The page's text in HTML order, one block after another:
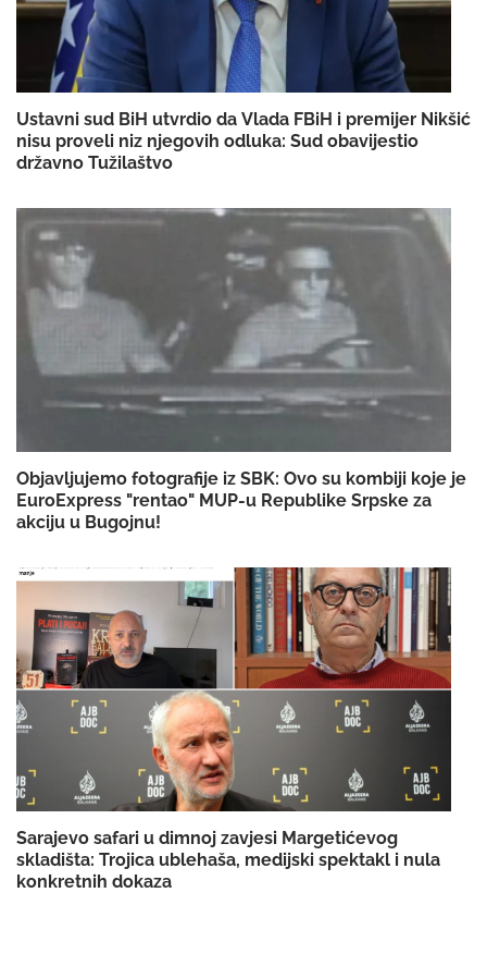
Ustavni sud BiH utvrdio da Vlada FBiH i premijer Nikšić
nisu proveli niz njegovih odluka: Sud obavijestio
državno Tužilaštvo
Objavljujemo fotografije iz SBK: Ovo su kombiji koje je
EuroExpress "rentao" MUP-u Republike Srpske za
akciju u Bugojnu!
Sarajevo safari u dimnoj zavjesi Margetićevog
skladišta: Trojica ublehaša, medijski spektakl i nula
konkretnih dokaza